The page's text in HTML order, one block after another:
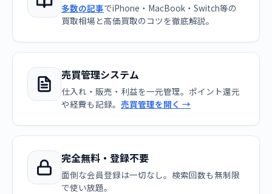
多数の記事でiPhone・MacBook・Switch等の
買取相場と高価買取のコツを徹底解説。
売買管理システム
仕入れ・販売・利益を一元管理。ポイント還元
や経費も記録。 売買管理を開く →
完全無料・登録不要
面倒な会員登録は一切なし。検索回数も無制限
で使い放題。